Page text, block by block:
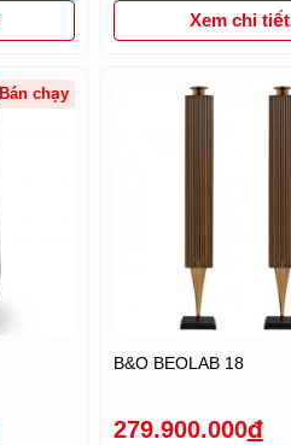
Xem chi tiết
Bán chạy
B&O BEOLAB 18
279.900.000đ